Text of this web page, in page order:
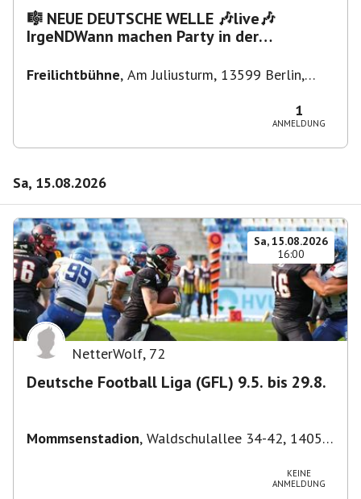
🎼 NEUE DEUTSCHE WELLE 🎶live🎶
IrgeNDWann machen Party in der
Freilichtbühne, Am Juliusturm, 13599 Berlin,
1
ANMELDUNG
Sa, 15.08.2026
Sa, 15.08.2026
16:00
NetterWolf, 72
Deutsche Football Liga (GFL) 9.5. bis 29.8.
Mommsenstadion, Waldschulallee 34-42, 14055
KEINE
ANMELDUNG